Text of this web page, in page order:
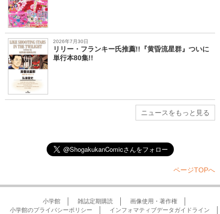
2026年7月30日
リリー・フランキー氏推薦!!『黄昏流星群』ついに
単行本80集!!
ニュースをもっと見る
ページTOPへ
小学館 雑誌定期購読
画像使用・著作権
小学館のプライバシーポリシー
インフォマティブデータガイドライン